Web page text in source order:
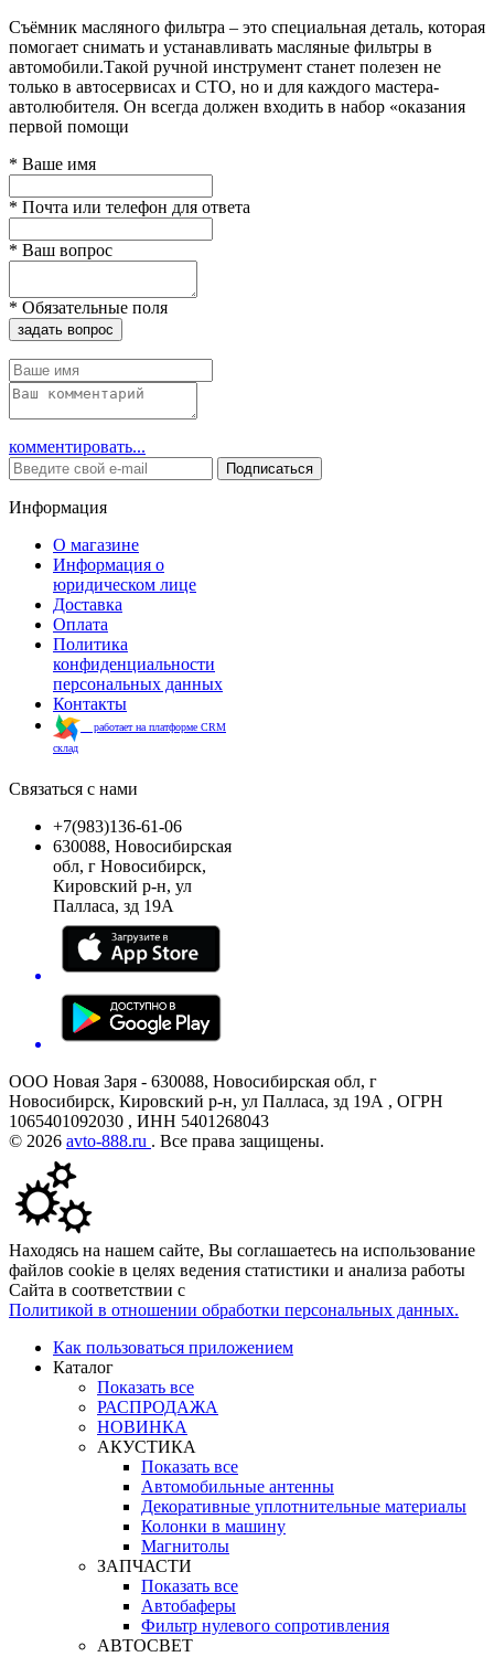
Съёмник масляного фильтра – это специальная деталь, которая
помогает снимать и устанавливать масляные фильтры в
автомобили.Такой ручной инструмент станет полезен не
только в автосервисах и СТО, но и для каждого мастера-
автолюбителя. Он всегда должен входить в набор «оказания
первой помощи
* Ваше имя
* Почта или телефон для ответа
* Ваш вопрос
* Обязательные поля
задать вопрос
комментировать...
Подписаться
Информация
О магазине
Информация о
юридическом лице
Доставка
Оплата
Политика
конфиденциальности
персональных данных
Контакты
работает на платформе CRM
склад
Связаться с нами
+7(983)136-61-06
630088, Новосибирская
обл, г Новосибирск,
Кировский р-н, ул
Палласа, зд 19А
ООО Новая Заря - 630088, Новосибирская обл, г
Новосибирск, Кировский р-н, ул Палласа, зд 19А , ОГРН
1065401092030 , ИНН 5401268043
© 2026 avto-888.ru . Все права защищены.
Находясь на нашем сайте, Вы соглашаетесь на использование
файлов cookie в целях ведения статистики и анализа работы
Сайта в соответствии с
Политикой в отношении обработки персональных данных.
Как пользоваться приложением
Каталог
Показать все
РАСПРОДАЖА
НОВИНКА
АКУСТИКА
Показать все
Автомобильные антенны
Декоративные уплотнительные материалы
Колонки в машину
Магнитолы
ЗАПЧАСТИ
Показать все
Автобаферы
Фильтр нулевого сопротивления
АВТОСВЕТ